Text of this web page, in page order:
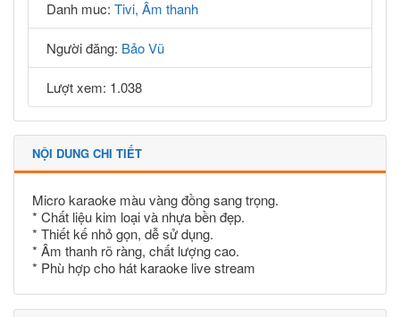
Danh muc: Tivi, Âm thanh
Người đăng: Bảo Vũ
Lượt xem: 1.038
NỘI DUNG CHI TIẾT
Micro karaoke màu vàng đồng sang trọng.
* Chất liệu kim loại và nhựa bền đẹp.
* Thiết kế nhỏ gọn, dễ sử dụng.
* Âm thanh rõ ràng, chất lượng cao.
* Phù hợp cho hát karaoke live stream